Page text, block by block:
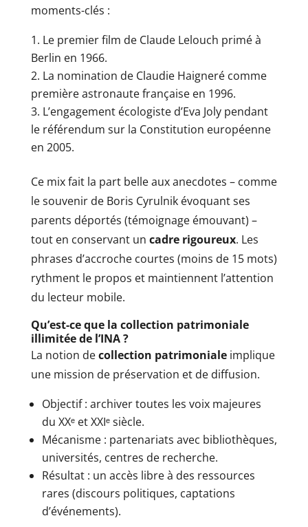
moments-clés :
Le premier film de Claude Lelouch primé à
Berlin en 1966.
La nomination de Claudie Haigneré comme
première astronaute française en 1996.
L’engagement écologiste d’Eva Joly pendant
le référendum sur la Constitution européenne
en 2005.
Ce mix fait la part belle aux anecdotes – comme
le souvenir de Boris Cyrulnik évoquant ses
parents déportés (témoignage émouvant) –
tout en conservant un cadre rigoureux. Les
phrases d’accroche courtes (moins de 15 mots)
rythment le propos et maintiennent l’attention
du lecteur mobile.
Qu’est-ce que la collection patrimoniale
illimitée de l’INA ?
La notion decollection patrimonialeimplique
une mission de préservation et de diffusion.
Objectif : archiver toutes les voix majeures
du XXᵉ et XXIᵉ siècle.
Mécanisme : partenariats avec bibliothèques,
universités, centres de recherche.
Résultat : un accès libre à des ressources
rares (discours politiques, captations
d’événements).